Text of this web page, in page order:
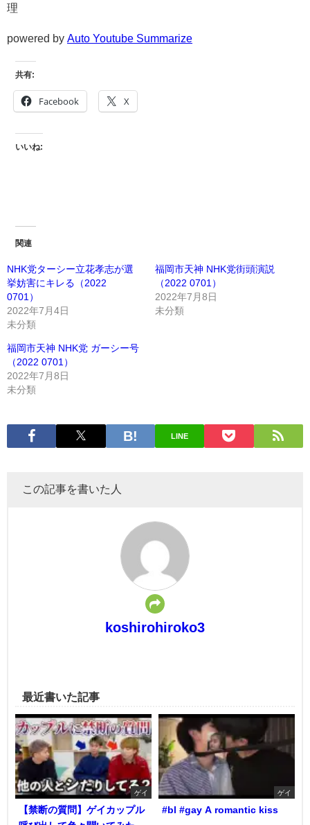
理
powered by Auto Youtube Summarize
共有:
Facebook X
いいね:
関連
NHK党ターシー立花孝志が選
挙妨害にキレる（2022
0701）
2022年7月4日
未分類
福岡市天神 NHK党街頭演説
（2022 0701）
2022年7月8日
未分類
福岡市天神 NHK党 ガーシー号
（2022 0701）
2022年7月8日
未分類
LINE
この記事を書いた人
koshirohiroko3
最近書いた記事
ゲイ
【禁断の質問】ゲイカップル
ゲイ
#bl #gay A romantic kiss